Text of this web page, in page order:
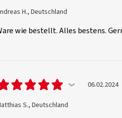
H., Deutschland
wie bestellt. Alles bestens.
06.02.2024
S., Deutschland